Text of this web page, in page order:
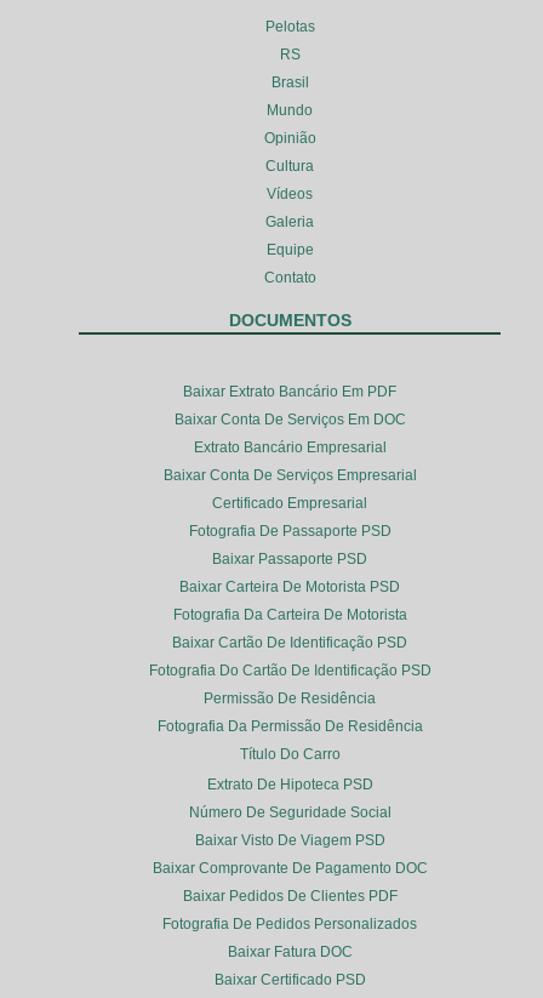
Pelotas
RS
Brasil
Mundo
Opinião
Cultura
Vídeos
Galeria
Equipe
Contato
DOCUMENTOS
Baixar Extrato Bancário Em PDF
Baixar Conta De Serviços Em DOC
Extrato Bancário Empresarial
Baixar Conta De Serviços Empresarial
Certificado Empresarial
Fotografia De Passaporte PSD
Baixar Passaporte PSD
Baixar Carteira De Motorista PSD
Fotografia Da Carteira De Motorista
Baixar Cartão De Identificação PSD
Fotografia Do Cartão De Identificação PSD
Permissão De Residência
Fotografia Da Permissão De Residência
Título Do Carro
Extrato De Hipoteca PSD
Número De Seguridade Social
Baixar Visto De Viagem PSD
Baixar Comprovante De Pagamento DOC
Baixar Pedidos De Clientes PDF
Fotografia De Pedidos Personalizados
Baixar Fatura DOC
Baixar Certificado PSD